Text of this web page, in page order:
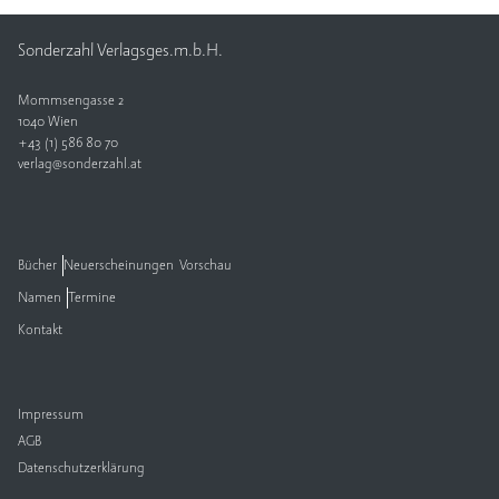
Sonderzahl Verlagsges.m.b.H.
Mommsengasse 2
1040 Wien
+43 (1) 586 80 70
verlag@sonderzahl.at
Bücher Neuerscheinungen Vorschau
Namen Termine
Kontakt
Impressum
AGB
Datenschutzerklärung